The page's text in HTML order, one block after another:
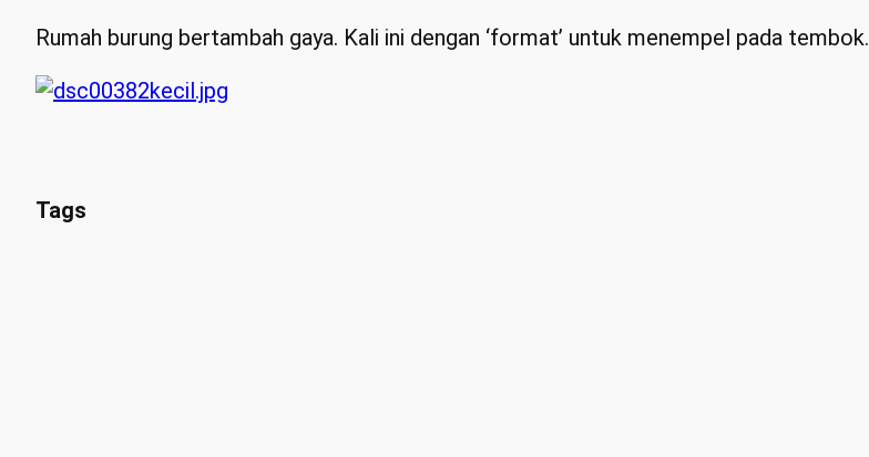
Rumah burung bertambah gaya. Kali ini dengan ‘format’ untuk menempel pada tembok.
Tags